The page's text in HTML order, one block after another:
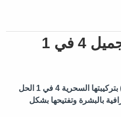
كريم أعجوبة للتجميل 4 في 1
تُعد مجموعة أعجوبة (Ujooba) بتركيبتها السحرية 4 في 1 الحل
بالبشرة وتفتيحها بشكل